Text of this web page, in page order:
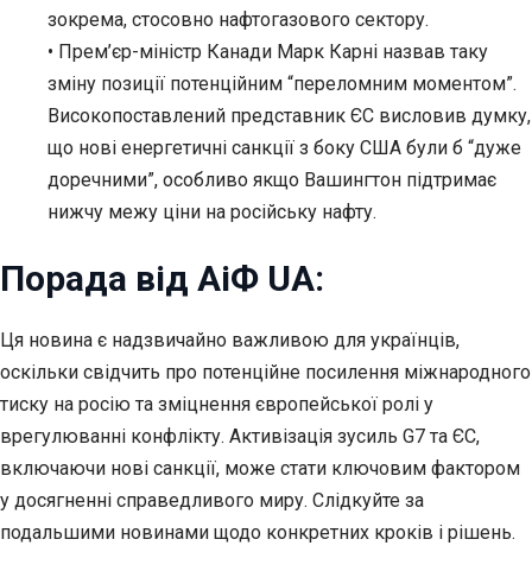
зокрема, стосовно нафтогазового сектору.
• Прем’єр-міністр Канади Марк Карні назвав таку
зміну позиції потенційним “переломним моментом”.
Високопоставлений представник ЄС висловив думку,
що нові енергетичні санкції з боку США були б “дуже
доречними”, особливо якщо Вашингтон підтримає
нижчу межу ціни на російську нафту.
Порада від АіФ UA:
Ця новина є надзвичайно важливою для українців,
оскільки свідчить про потенційне посилення міжнародного
тиску на росію та зміцнення європейської ролі у
врегулюванні конфлікту. Активізація зусиль G7 та ЄС,
включаючи нові санкції, може стати ключовим фактором
у досягненні справедливого миру. Слідкуйте за
подальшими новинами щодо конкретних кроків і рішень.